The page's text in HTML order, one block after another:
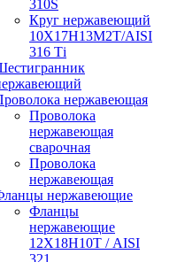
310S
Круг нержавеющий
10Х17Н13М2Т/AISI
316 Тi
нержавеющая
Проволока
нержавеющая
сварочная
Проволока
нержавеющая
нержавеющие
Фланцы
нержавеющие
12Х18Н10Т / AISI
321